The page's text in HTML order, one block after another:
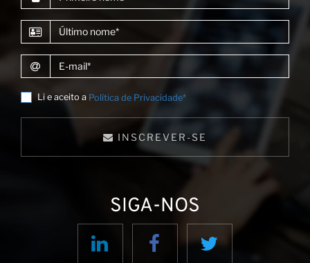
Último nome
E-mail
Li e aceito a Política de Privacidade*
INSCREVER-SE
SIGA-NOS